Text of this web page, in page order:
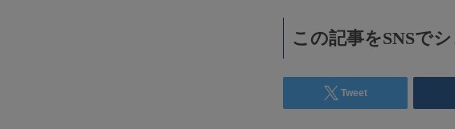
この記事をSNSでシ
Tweet